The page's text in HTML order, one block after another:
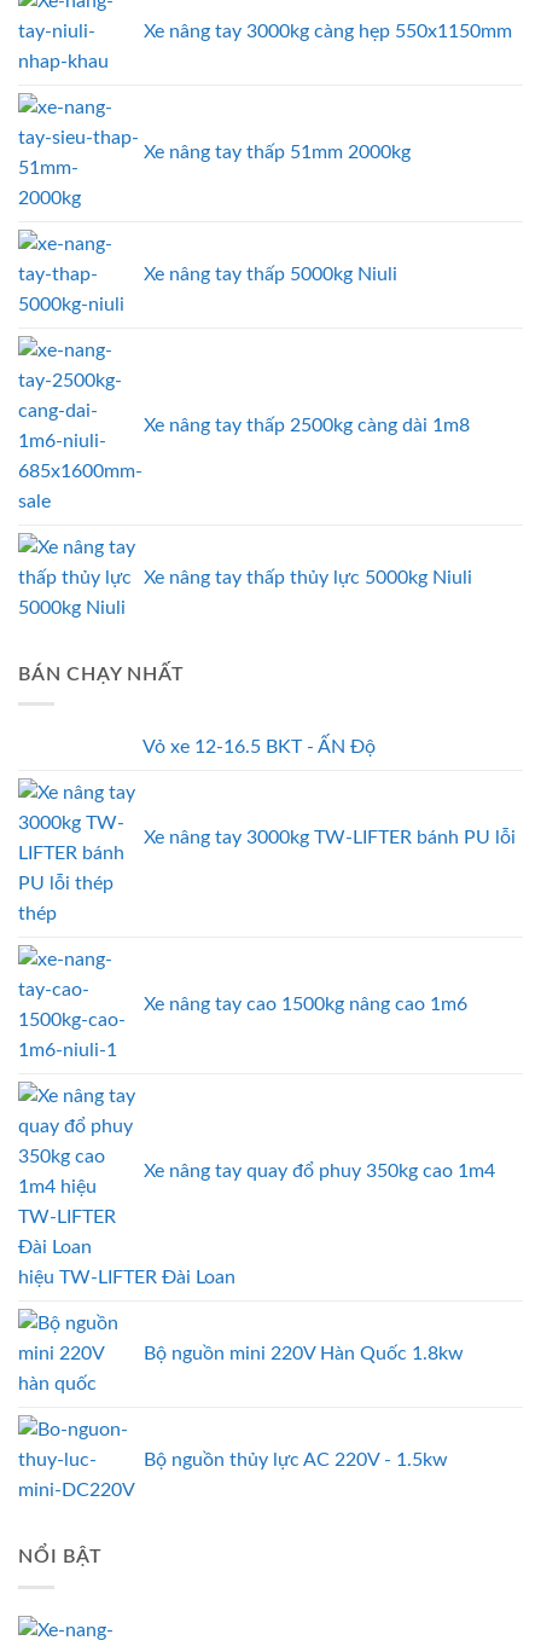
Xe nâng tay 3000kg càng hẹp 550x1150mm
Xe nâng tay thấp 51mm 2000kg
Xe nâng tay thấp 5000kg Niuli
Xe nâng tay thấp 2500kg càng dài 1m8
Xe nâng tay thấp thủy lực 5000kg Niuli
BÁN CHẠY NHẤT
Vỏ xe 12-16.5 BKT - ẤN Độ
Xe nâng tay 3000kg TW-LIFTER bánh PU lỗi
thép
Xe nâng tay cao 1500kg nâng cao 1m6
Xe nâng tay quay đổ phuy 350kg cao 1m4
hiệu TW-LIFTER Đài Loan
Bộ nguồn mini 220V Hàn Quốc 1.8kw
Bộ nguồn thủy lực AC 220V - 1.5kw
NỔI BẬT